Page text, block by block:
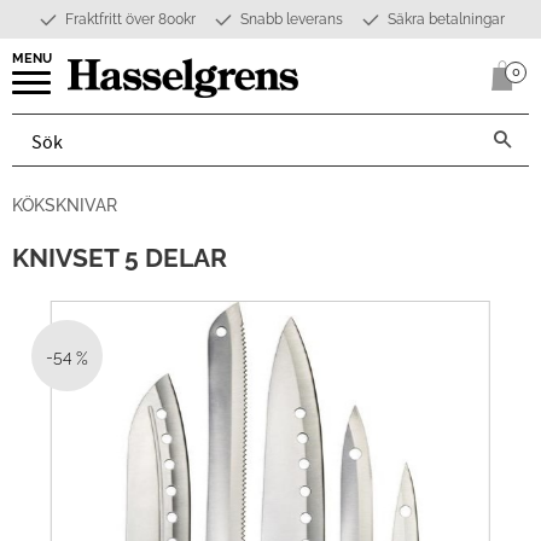
Meny
Fraktfritt över 800kr Snabb leverans Säkra betalningar
0
KÖKSKNIVAR
KNIVSET 5 DELAR
54 %